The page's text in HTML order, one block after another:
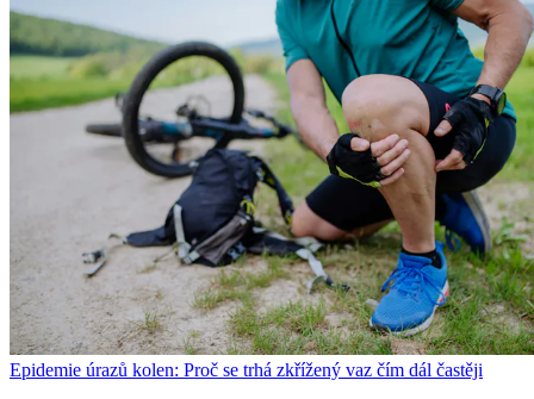
Epidemie úrazů kolen: Proč se trhá zkřížený vaz čím dál častěji